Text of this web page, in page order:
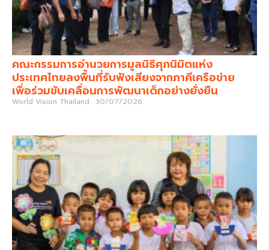
คณะกรรมการอำนวยการมูลนิธิศุภนิมิตแห่ง
ประเทศไทยลงพื้นที่รับฟังเสียงจากภาคีเครือข่าย
เพื่อร่วมขับเคลื่อนการพัฒนาเด็กอย่างยั่งยืน
World Vision Thailand 30/07/2026